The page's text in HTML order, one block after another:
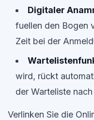
Digitaler
fuellen den Bogen
Zeit bei der
wird, rückt
der Warteliste nach
Verlinken Sie die